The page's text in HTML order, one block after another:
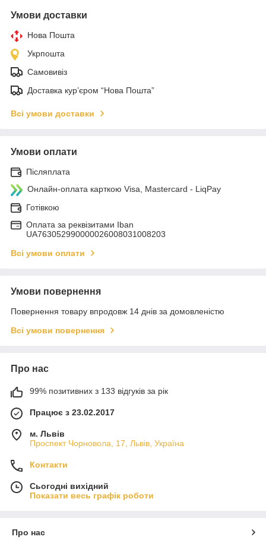
Умови доставки
Нова Пошта
Укрпошта
Самовивіз
Доставка кур’єром “Нова Пошта”
Всі умови доставки
Умови оплати
Післяплата
Онлайн-оплата карткою Visa, Mastercard - LiqPay
Готівкою
Оплата за реквізитами Iban
UA763052990000026008031008203
Всі умови оплати
Умови повернення
Повернення товару впродовж 14 днів за домовленістю
Всі умови повернення
Про нас
99% позитивних з 133 відгуків за рік
Працює з 23.02.2017
м. Львів
Проспект Чорновола, 17, Львів, Україна
Контакти
Сьогодні вихідний
Показати весь графік роботи
Про нас